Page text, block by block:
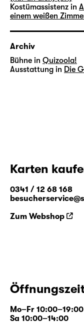
Kostümassistenz in
einem weißen
Archiv
Bühne in Quizoola!
Ausstattung in Die
Karten
0341 / 12 68 168
Zum Webshop
Mo–Fr 10:00–19:00
Sa 10:00–14:00